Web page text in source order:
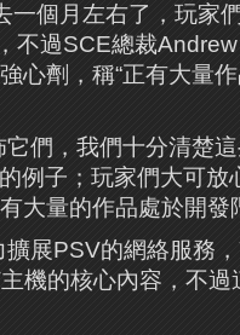
一個月左右了，玩家
不過SCE總裁
心劑，稱“正有大量
它們，我們十分清楚
例子；玩家們大可
大量的作品處於開發
擴展PSV的網絡服務
機的核心內容，不過